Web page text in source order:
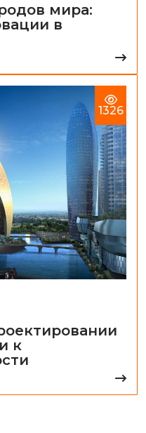
мира:
в
1326
к